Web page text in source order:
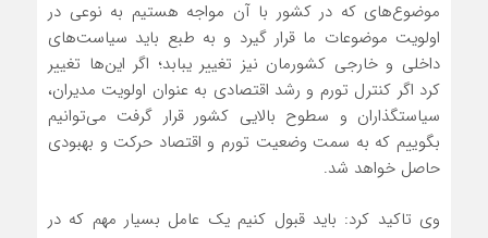
موضوع‌های که در کشور با آن مواجه هستیم به نوعی در
اولویت موضوعات ما قرار گیرد و به طبع باید سیاست‌های
داخلی و خارجی کشورمان نیز تغییر یبابد؛ اگر این‌ها تغییر
کرد اگر کنترل تورم و رشد اقتصادی به عنوان اولویت مدیران،
سیاستگذاران و سطوح بالایی کشور قرار گرفت می‌توانیم
بگوییم که به سمت وضعیت تورم و اقتصاد حرکت و بهبودی
حاصل خواهد شد.
وی تاکید کرد: باید قبول کنیم یک عامل بسیار مهم که در